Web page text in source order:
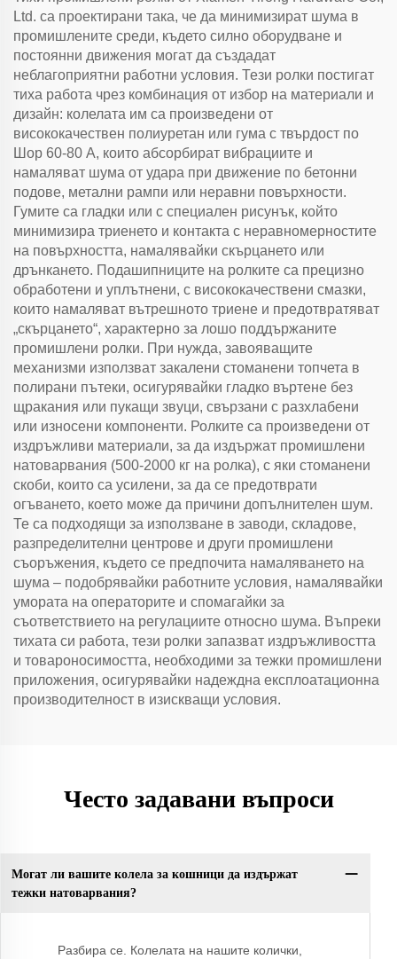
Ltd. са проектирани така, че да минимизират шума в
промишлените среди, където силно оборудване и
постоянни движения могат да създадат
неблагоприятни работни условия. Тези ролки постигат
тиха работа чрез комбинация от избор на материали и
дизайн: колелата им са произведени от
висококачествен полиуретан или гума с твърдост по
Шор 60-80 А, които абсорбират вибрациите и
намаляват шума от удара при движение по бетонни
подове, метални рампи или неравни повърхности.
Гумите са гладки или с специален рисунък, който
минимизира триенето и контакта с неравномерностите
на повърхността, намалявайки скърцането или
дрънкането. Подашипниците на ролките са прецизно
обработени и уплътнени, с висококачествени смазки,
които намаляват вътрешното триене и предотвратяват
„скърцането“, характерно за лошо поддържаните
промишлени ролки. При нужда, завояващите
механизми използват закалени стоманени топчета в
полирани пътеки, осигурявайки гладко въртене без
щракания или пукащи звуци, свързани с разхлабени
или износени компоненти. Ролките са произведени от
издръжливи материали, за да издържат промишлени
натоварвания (500-2000 кг на ролка), с яки стоманени
скоби, които са усилени, за да се предотврати
огъването, което може да причини допълнителен шум.
Те са подходящи за използване в заводи, складове,
разпределителни центрове и други промишлени
съоръжения, където се предпочита намаляването на
шума – подобрявайки работните условия, намалявайки
умората на операторите и спомагайки за
съответствието на регулациите относно шума. Въпреки
тихата си работа, тези ролки запазват издръжливостта
и товароносимостта, необходими за тежки промишлени
приложения, осигурявайки надеждна експлоатационна
производителност в изискващи условия.
Често задавани въпроси
Могат ли вашите колела за кошници да издържат
тежки натоварвания?
Разбира се. Колелата на нашите колички,